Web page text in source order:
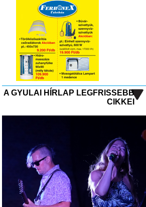
A GYULAI HÍRLAP LEGFRISSEBB
CIKKEI